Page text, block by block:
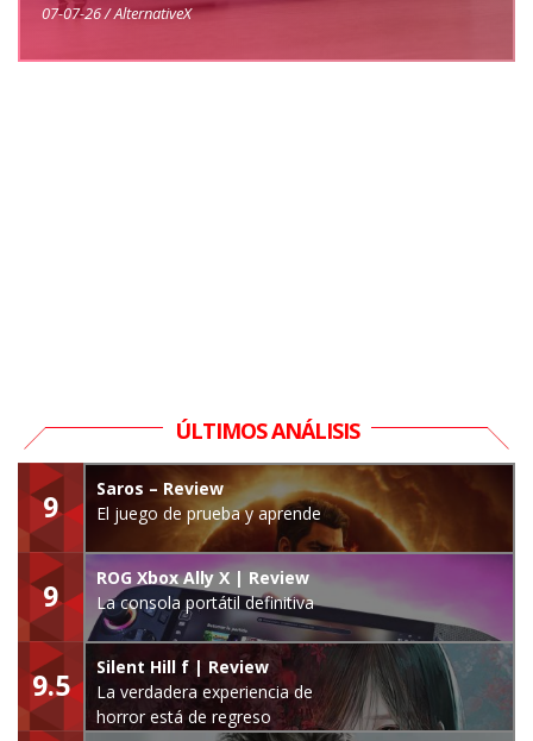
07-07-26 / AlternativeX
ÚLTIMOS ANÁLISIS
9
Saros – Review
El juego de prueba y aprende
9
ROG Xbox Ally X | Review
La consola portátil definitiva
9.5
Silent Hill f | Review
La verdadera experiencia de
horror está de regreso